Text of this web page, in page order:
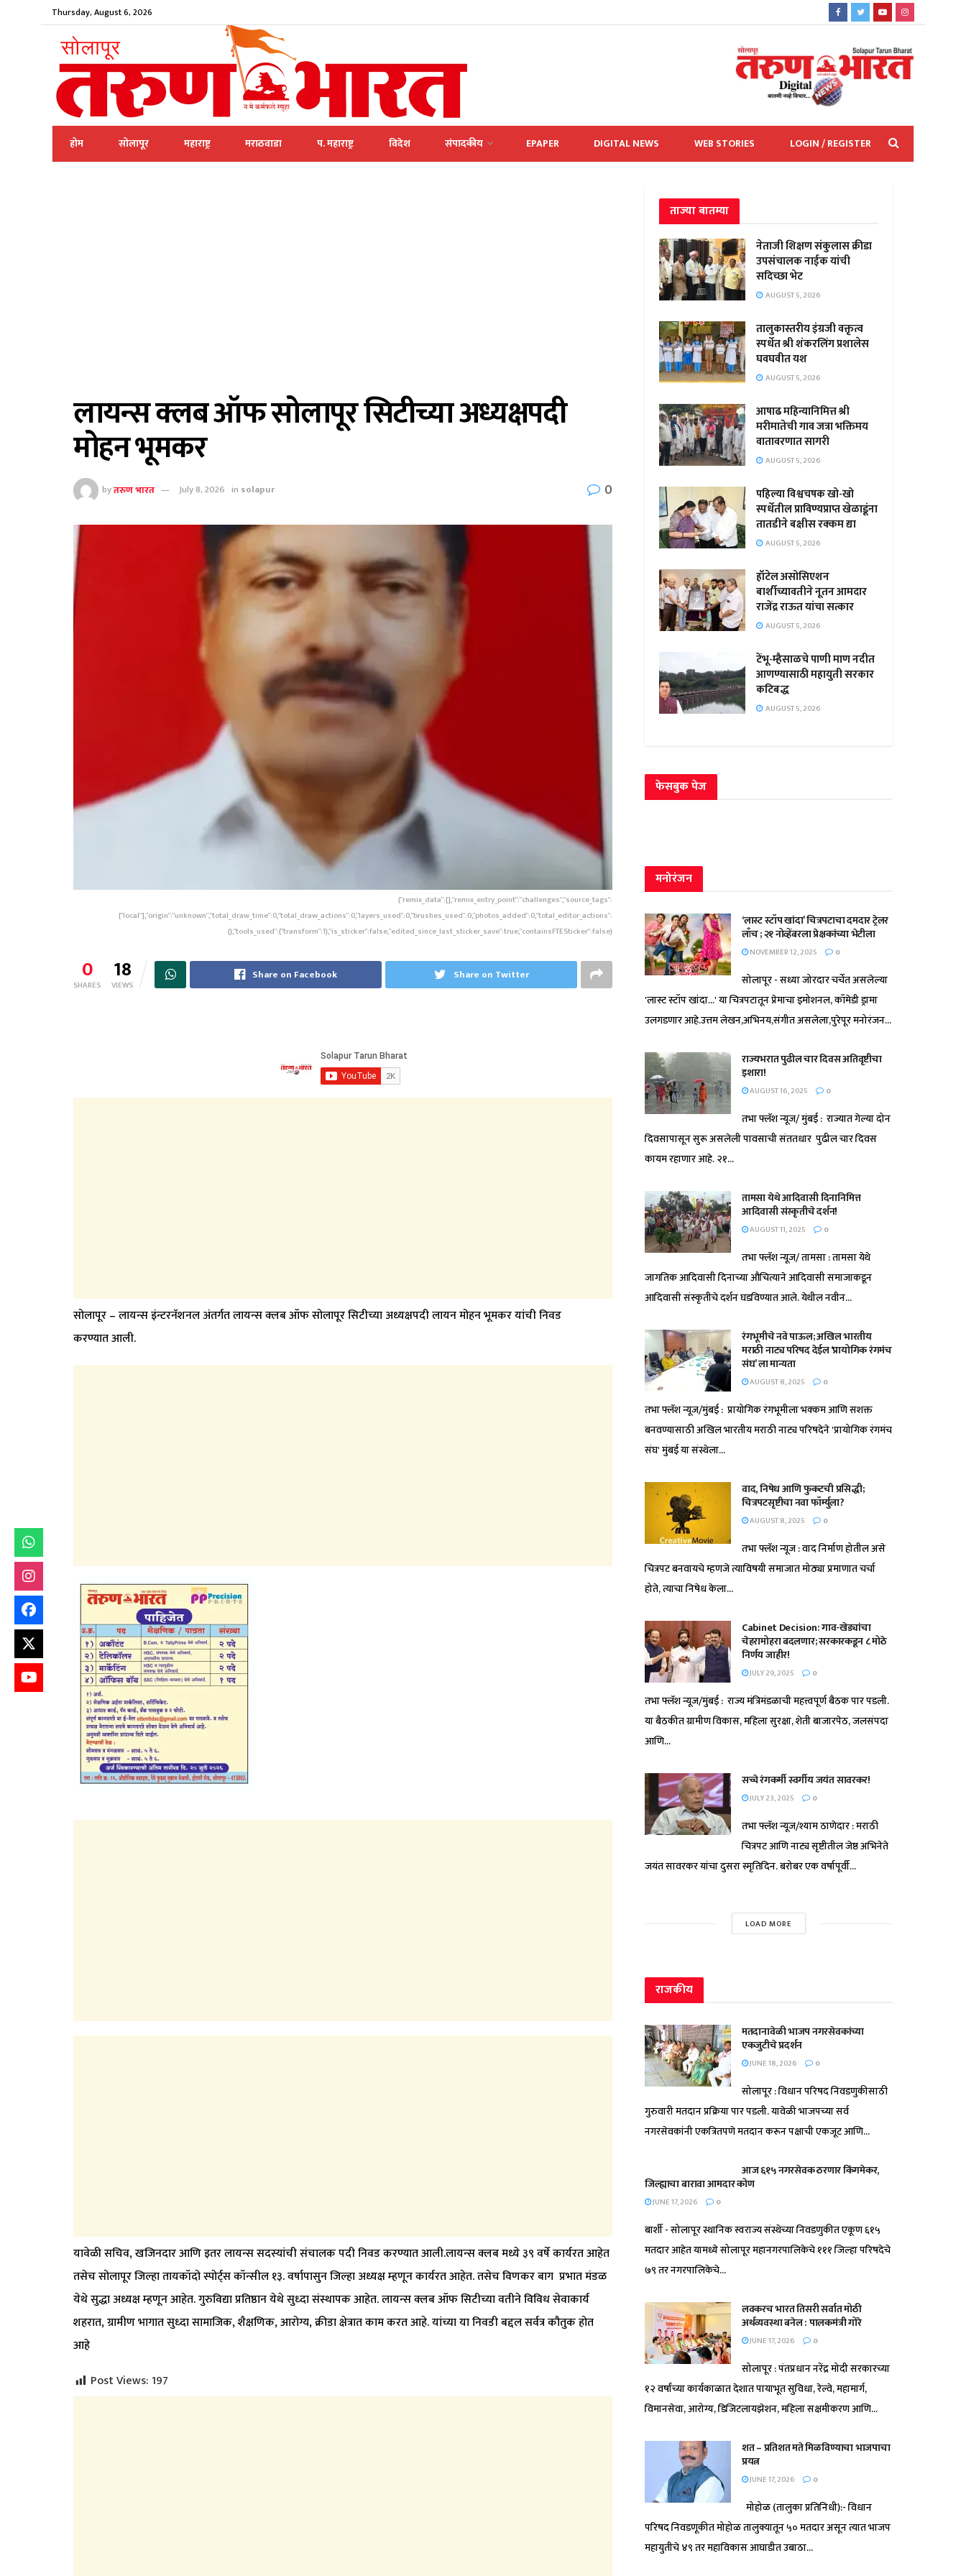
Thursday, August 6, 2026
होम सोलापूर महाराष्ट्र मराठवाडा प. महाराष्ट्र विदेश संपादकीय EPAPER DIGITAL NEWS WEB STORIES LOGIN / REGISTER
लायन्स क्लब ऑफ सोलापूर सिटीच्या अध्यक्षपदी
मोहन भूमकर
byतरुण भारत July 8, 2026 in solapur 0
{"remix_data":[],"remix_entry_point":"challenges","source_tags":
["local"],"origin":"unknown","total_draw_time":0,"total_draw_actions":0,"layers_used":0,"brushes_used":0,"photos_added":0,"total_editor_actions":
{},"tools_used":{"transform":1},"is_sticker":false,"edited_since_last_sticker_save":true,"containsFTESticker":false}
0
SHARES 18
VIEWS
Share on Facebook Share on Twitter
सोलापूर – लायन्स इंन्टरनॅशनल अंतर्गत लायन्स क्लब ऑफ सोलापूर सिटीच्या अध्यक्षपदी लायन मोहन भूमकर यांची निवड
करण्यात आली.
यावेळी सचिव, खजिनदार आणि इतर लायन्स सदस्यांची संचालक पदी निवड करण्यात आली.लायन्स क्लब मध्ये ३९ वर्षे कार्यरत आहेत
तसेच सोलापूर जिल्हा तायकॉदो स्पोर्ट्स कॉन्सील १३. वर्षापासुन जिल्हा अध्यक्ष म्हणून कार्यरत आहेत. तसेच विणकर बाग प्रभात मंडळ
येथे सुद्धा अध्यक्ष म्हणून आहेत. गुरुविद्या प्रतिष्ठान येथे सुध्दा संस्थापक आहेत. लायन्स क्लब ऑफ सिटीच्या वतीने विविध सेवाकार्य
शहरात, ग्रामीण भागात सुध्दा सामाजिक, शैक्षणिक, आरोग्य, क्रीडा क्षेत्रात काम करत आहे. यांच्या या निवडी बद्दल सर्वत्र कौतुक होत
आहे
Post Views: 197
ताज्या बातम्या
नेताजी शिक्षण संकुलास क्रीडा
उपसंचालक नाईक यांची
सदिच्छा भेट
AUGUST 5, 2026
तालुकास्तरीय इंग्रजी वक्तृत्व
स्पर्धेत श्री शंकरलिंग प्रशालेस
घवघवीत यश
AUGUST 5, 2026
आषाढ महिन्यानिमित्त श्री
मरीमातेची गाव जत्रा भक्तिमय
वातावरणात सागरी
AUGUST 5, 2026
पहिल्या विश्वचषक खो-खो
स्पर्धेतील प्राविण्यप्राप्त खेळाडूंना
तातडीने बक्षीस रक्कम द्या
AUGUST 5, 2026
हॉटेल असोसिएशन
बार्शीच्यावतीने नूतन आमदार
राजेंद्र राऊत यांचा सत्कार
AUGUST 5, 2026
टेंभू-म्हैसाळचे पाणी माण नदीत
आणण्यासाठी महायुती सरकार
कटिबद्ध
AUGUST 5, 2026
फेसबुक पेज
मनोरंजन
‘लास्ट स्टॉप खांदा’ चित्रपटाचा दमदार ट्रेलर
लाँच ; २१ नोव्हेंबरला प्रेक्षकांच्या भेटीला
NOVEMBER 12, 2025 0
सोलापूर - सध्या जोरदार चर्चेत असलेल्या
'लास्ट स्टॉप खांदा...' या चित्रपटातून प्रेमाचा इमोशनल, कॉमेडी ड्रामा
उलगडणार आहे.उत्तम लेखन,अभिनय,संगीत असलेला,पुरेपूर मनोरंजन...
राज्यभरात पुढील चार दिवस अतिवृष्टीचा
इशारा!
AUGUST 16, 2025 0
तभा फ्लॅश न्यूज/ मुंबई : राज्यात गेल्या दोन
दिवसापासून सुरू असलेली पावसाची संततधार पुढील चार दिवस
कायम रहाणार आहे. २१...
तामसा येथे आदिवासी दिनानिमित्त
आदिवासी संस्कृतीचे दर्शन!
AUGUST 11, 2025 0
तभा फ्लॅश न्यूज/ तामसा : तामसा येथे
जागतिक आदिवासी दिनाच्या औचित्याने आदिवासी समाजाकडून
आदिवासी संस्कृतीचे दर्शन घडविण्यात आले. येथील नवीन...
रंगभूमीचे नवे पाऊल; अखिल भारतीय
मराठी नाट्य परिषद देईल ‘प्रायोगिक रंगमंच
संघ’ ला मान्यता
AUGUST 8, 2025 0
तभा फ्लॅश न्यूज/मुंबई : प्रायोगिक रंगभूमीला भक्कम आणि सशक्त
बनवण्यासाठी अखिल भारतीय मराठी नाट्य परिषदेने 'प्रायोगिक रंगमंच
संघ' मुंबई या संस्थेला...
वाद, निषेध आणि फुकटची प्रसिद्धी;
चित्रपटसृष्टीचा नवा फॉर्म्युला?
AUGUST 8, 2025 0
तभा फ्लॅश न्यूज : वाद निर्माण होतील असे
चित्रपट बनवायचे म्हणजे त्याविषयी समाजात मोठ्या प्रमाणात चर्चा
होते, त्याचा निषेध केला...
Cabinet Decision: गाव-खेड्यांचा
चेहरामोहरा बदलणार; सरकारकडून ८ मोठे
निर्णय जाहीर!
JULY 29, 2025 0
तभा फ्लॅश न्यूज/मुंबई : राज्य मंत्रिमंडळाची महत्त्वपूर्ण बैठक पार पडली.
या बैठकीत ग्रामीण विकास, महिला सुरक्षा, शेती बाजारपेठ, जलसंपदा
आणि...
सच्चे रंगकर्मी स्वर्गीय जयंत सावरकर!
JULY 23, 2025 0
तभा फ्लॅश न्यूज/श्याम ठाणेदार : मराठी
चित्रपट आणि नाट्य सृष्टीतील जेष्ठ अभिनेते
जयंत सावरकर यांचा दुसरा स्मृतिदिन. बरोबर एक वर्षापूर्वी...
LOAD MORE
राजकीय
मतदानावेळी भाजप नगरसेवकांच्या
एकजुटीचे प्रदर्शन
JUNE 18, 2026 0
सोलापूर : विधान परिषद निवडणुकीसाठी
गुरुवारी मतदान प्रक्रिया पार पडली. यावेळी भाजपच्या सर्व
नगरसेवकांनी एकत्रितपणे मतदान करून पक्षाची एकजूट आणि...
आज ६१५ नगरसेवक ठरणार किंगमेकर,
जिल्ह्याचा बारावा आमदार कोण
JUNE 17, 2026 0
बार्शी - सोलापूर स्थानिक स्वराज्य संस्थेच्या निवडणुकीत एकूण ६१५
मतदार आहेत यामध्ये सोलापूर महानगरपालिकेचे १११ जिल्हा परिषदेचे
७९ तर नगरपालिकेचे...
लवकरच भारत तिसरी सर्वात मोठी
अर्थव्यवस्था बनेल : पालकमंत्री गोरे
JUNE 17, 2026 0
सोलापूर : पंतप्रधान नरेंद्र मोदी सरकारच्या
१२ वर्षांच्या कार्यकाळात देशात पायाभूत सुविधा, रेल्वे, महामार्ग,
विमानसेवा, आरोग्य, डिजिटलायझेशन, महिला सक्षमीकरण आणि...
शत – प्रतिशत मते मिळविण्याचा भाजपाचा
प्रयत्न
JUNE 17, 2026 0
मोहोळ (तालुका प्रतिनिधी):- विधान
परिषद निवडणूकीत मोहोळ तालुक्यातून ५० मतदार असून त्यात भाजप
महायुतीचे ४९ तर महाविकास आघाडीत उबाठा...